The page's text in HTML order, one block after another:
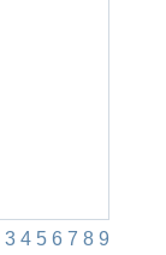
3 4 5 6 7 8 9